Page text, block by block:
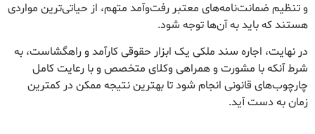
و تنظیم ضمانت‌نامه‌های معتبر رفت‌وآمد متهم، از حیاتی‌ترین مواردی
هستند که باید به آن‌ها توجه شود.
در نهایت، اجاره سند ملکی یک ابزار حقوقی کارآمد و راهگشاست، به
شرط آنکه با مشورت و همراهی وکلای متخصص و با رعایت کامل
چارچوب‌های قانونی انجام شود تا بهترین نتیجه ممکن در کمترین
زمان به دست آید.